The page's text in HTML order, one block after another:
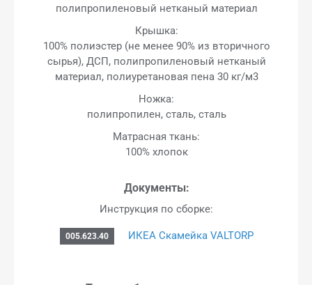
полипропиленовый нетканый материал
Крышка:
100% полиэстер (не менее 90% из вторичного
сырья), ДСП, полипропиленовый нетканый
материал, полиуретановая пена 30 кг/м3
Ножка:
полипропилен, сталь, сталь
Матрасная ткань:
100% хлопок
Документы:
Инструкция по сборке:
005.623.40 ИКЕА Скамейка VALTORP